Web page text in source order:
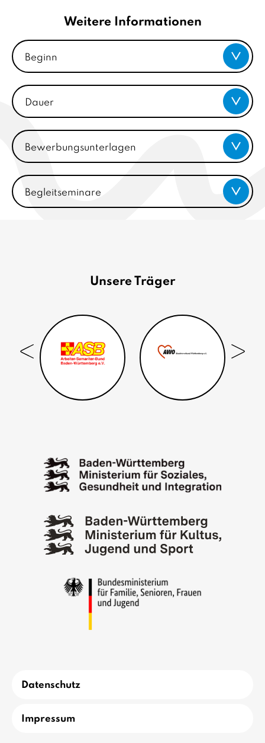
Weitere Informationen
Beginn
Dauer
Bewerbungsunterlagen
Begleitseminare
Unsere Träger
Datenschutz
Impressum